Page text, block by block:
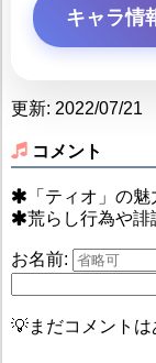
キャラ情
更新: 2022/07/21
コメント
「ティオ」の
荒らし行為や誹
お名前:
💡まだコメントは